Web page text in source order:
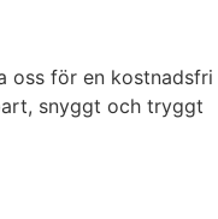
oss för en kostnadsfri
snyggt och tryggt